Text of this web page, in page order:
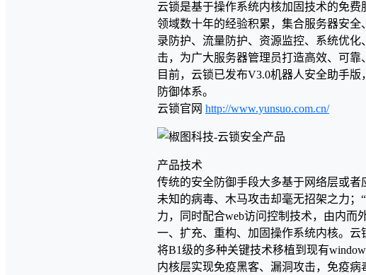
云锁是基于操作系统内核加固技术的免
领域数十年的经验积累，集合服务器安
录防护、流量防护、资源监控、系统优化
击，为广大服务器管理员打造高效、可靠
目前，云锁已发布V3.0机器人安全助手
防御体系。
云锁官网 http://www.yunsuo.com.cn/
产品技术
传统的安全防御手段大多基于网络层或
未知的病毒、木马攻击却毫无招架之力
力，同时配合web访问控制技术，由内而
一、扩充、重构、加固操作系统内核。云
将B1级的多种关键技术移植到现有
内核层实现免疫黑客、漏洞攻击，免疫病